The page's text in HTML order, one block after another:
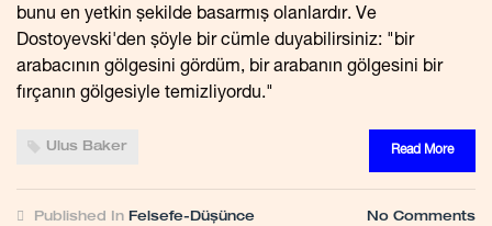
bunu en yetkin şekilde basarmış olanlardır. Ve
Dostoyevski'den şöyle bir cümle duyabilirsiniz: "bir
arabacının gölgesini gördüm, bir arabanın gölgesini bir
fırçanın gölgesiyle temizliyordu."
Ulus Baker Read More
Published In Felsefe-Düşünce No Comments